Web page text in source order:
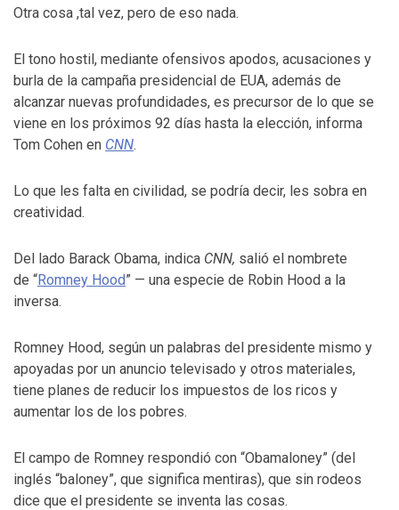
Otra cosa ,tal vez, pero de eso nada.
El tono hostil, mediante ofensivos apodos, acusaciones y
burla de la campaña presidencial de EUA, además de
alcanzar nuevas profundidades, es precursor de lo que se
viene en los próximos 92 días hasta la elección, informa
Tom Cohen en CNN.
Lo que les falta en civilidad, se podría decir, les sobra en
creatividad.
Del lado Barack Obama, indica CNN, salió el nombrete
de “Romney Hood” — una especie de Robin Hood a la
inversa.
Romney Hood, según un palabras del presidente mismo y
apoyadas por un anuncio televisado y otros materiales,
tiene planes de reducir los impuestos de los ricos y
aumentar los de los pobres.
El campo de Romney respondió con “Obamaloney” (del
inglés “baloney”, que significa mentiras), que sin rodeos
dice que el presidente se inventa las cosas.